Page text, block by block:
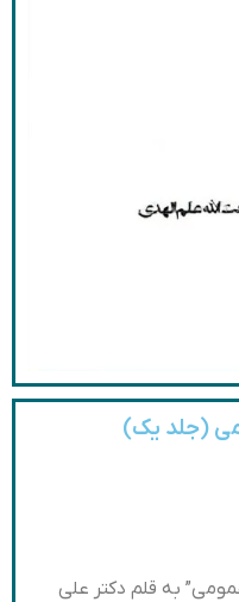
(جلد یک)
به قلم دکتر علی